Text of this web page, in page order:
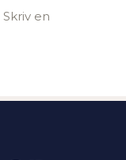
Skriv en